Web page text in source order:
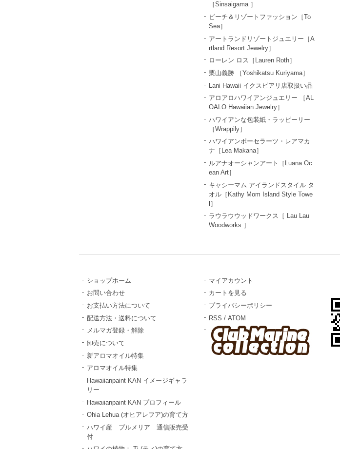
［Sinsaigama ］
ビーチ＆リゾートファッション［To
Sea］
アートランドリゾートジュエリー［A
rtland Resort Jewelry］
ローレン ロス［Lauren Roth］
栗山義勝 ［Yoshikatsu Kuriyama］
Lani Hawaii イクスピアリ店取扱い品
アロアロハワイアンジュエリー ［AL
OALO Hawaiian Jewelry］
ハワイアンな包装紙・ラッピーリー
［Wrappily］
ハワイアンポーセラーツ・レアマカ
ナ［Lea Makana］
ルアナオーシャンアート［Luana Oc
ean Art］
キャシーマム アイランドスタイル タ
オル［Kathy Mom Island Style Towe
l］
ラウラウウッドワークス［ Lau Lau
Woodworks ］
ショップホーム
お問い合わせ
お支払い方法について
配送方法・送料について
メルマガ登録・解除
卸売について
新アロマオイル特集
アロマオイル特集
Hawaiianpaint KAN イメージギャラ
リー
Hawaiianpaint KAN プロフィール
Ohia Lehua (オヒアレフア)の育て方
ハワイ産 プルメリア 通信販売受
付
マイアカウント
カートを見る
プライバシーポリシー
RSS /ATOM